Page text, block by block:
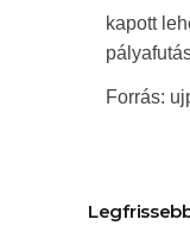
kapott
Forrás: